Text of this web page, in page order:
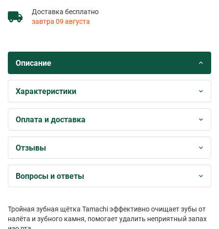
Доставка бесплатно
завтра 09 августа
Описание
Характеристики
Оплата и доставка
Отзывы
Вопросы и ответы
Тройная зубная щётка Tamachi эффективно очищает зубы от
налёта и зубного камня, помогает удалить неприятный запах